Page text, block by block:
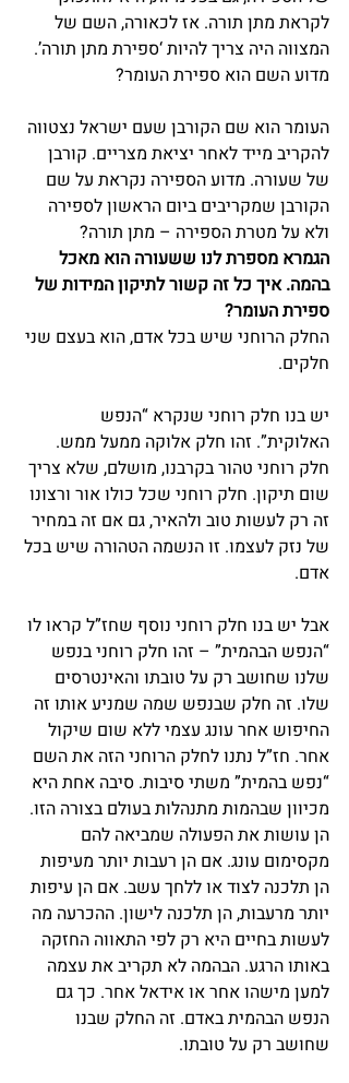
לקראת מתן תורה. אז לכאורה, השם של
המצווה היה צריך להיות ‘ספירת מתן תורה’.
מדוע השם הוא ספירת העומר?
העומר הוא שם הקורבן שעם ישראל נצטווה
להקריב מייד לאחר יציאת מצריים. קורבן
של שעורה. מדוע הספירה נקראת על שם
הקורבן שמקריבים ביום הראשון לספירה
ולא על מטרת הספירה – מתן תורה?
הגמרא מספרת לנו ששעורה הוא מאכל
בהמה. איך כל זה קשור לתיקון המידות של
ספירת העומר?
החלק הרוחני שיש בכל אדם, הוא בעצם שני
חלקים.
יש בנו חלק רוחני שנקרא “הנפש
האלוקית”. זהו חלק אלוקה ממעל ממש.
חלק רוחני טהור בקרבנו, מושלם, שלא צריך
שום תיקון. חלק רוחני שכל כולו אור ורצונו
זה רק לעשות טוב ולהאיר, גם אם זה במחיר
של נזק לעצמו. זו הנשמה הטהורה שיש בכל
אדם.
אבל יש בנו חלק רוחני נוסף שחז”ל קראו לו
“הנפש הבהמית” – זהו חלק רוחני בנפש
שלנו שחושב רק על טובתו והאינטרסים
שלו. זה חלק שבנפש שמה שמניע אותו זה
החיפוש אחר עונג עצמי ללא שום שיקול
אחר. חז”ל נתנו לחלק הרוחני הזה את השם
“נפש בהמית” משתי סיבות. סיבה אחת היא
מכיוון שבהמות מתנהלות בעולם בצורה הזו.
הן עושות את הפעולה שמביאה להם
מקסימום עונג. אם הן רעבות יותר מעיפות
הן תלכנה לצוד או ללחך עשב. אם הן עיפות
יותר מרעבות, הן תלכנה לישון. ההכרעה מה
לעשות בחיים היא רק לפי התאווה החזקה
באותו הרגע. הבהמה לא תקריב את עצמה
למען מישהו אחר או אידאל אחר. כך גם
הנפש הבהמית באדם. זה החלק שבנו
שחושב רק על טובתו.